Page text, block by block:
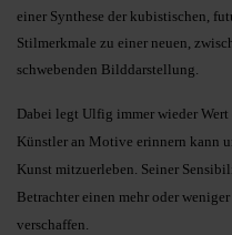
einer Synthese der kubistischen,
Stilmerkmale zu einer neuen,
schwebenden Bilddarstellung.
Dabei legt Ulfig immer wieder Wert
Künstler an Motive erinnern kann
Kunst mitzuerleben. Seiner
Betrachter einen mehr oder
verschaffen.